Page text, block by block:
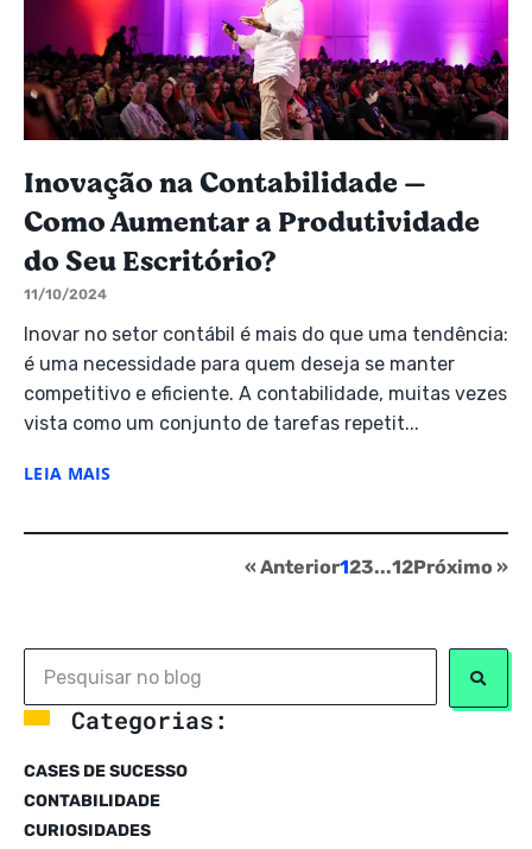
Inovação na Contabilidade —
Como Aumentar a Produtividade
do Seu Escritório?
11/10/2024
Inovar no setor contábil é mais do que uma tendência:
é uma necessidade para quem deseja se manter
competitivo e eficiente. A contabilidade, muitas vezes
vista como um conjunto de tarefas repetit...
LEIA MAIS
« Anterior123...12Próximo »
Categorias:
CASES DE SUCESSO
CONTABILIDADE
CURIOSIDADES